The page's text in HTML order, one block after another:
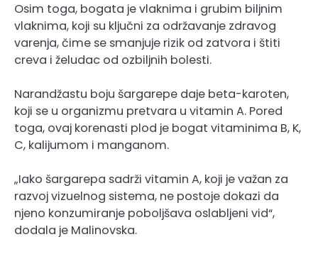
Osim toga, bogata je vlaknima i grubim biljnim
vlaknima, koji su ključni za održavanje zdravog
varenja, čime se smanjuje rizik od zatvora i štiti
creva i želudac od ozbiljnih bolesti.
Narandžastu boju šargarepe daje beta-karoten,
koji se u organizmu pretvara u vitamin A. Pored
toga, ovaj korenasti plod je bogat vitaminima B, K,
C, kalijumom i manganom.
„Iako šargarepa sadrži vitamin A, koji je važan za
razvoj vizuelnog sistema, ne postoje dokazi da
njeno konzumiranje poboljšava oslabljeni vid“,
dodala je Malinovska.